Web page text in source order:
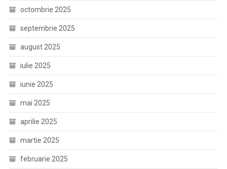
octombrie 2025
septembrie 2025
august 2025
iulie 2025
iunie 2025
mai 2025
aprilie 2025
martie 2025
februarie 2025